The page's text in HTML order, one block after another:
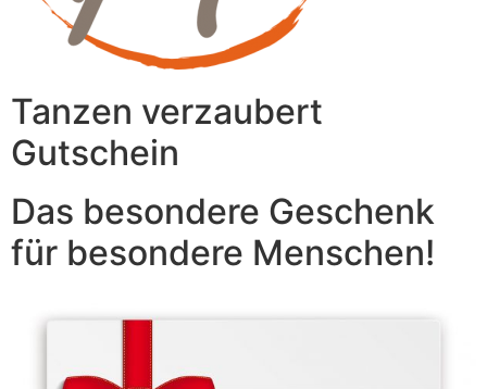
Tanzen verzaubert
Gutschein
Das besondere Geschenk
für besondere Menschen!